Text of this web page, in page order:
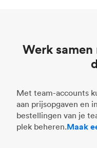
Werk
Met team-accounts
aan prijsopgaven en
bestellingen van je
plek beheren.Maak